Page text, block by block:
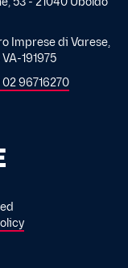
53 - 21040 Uboldo
Imprese di Varese,
VA-191975
02 96716270